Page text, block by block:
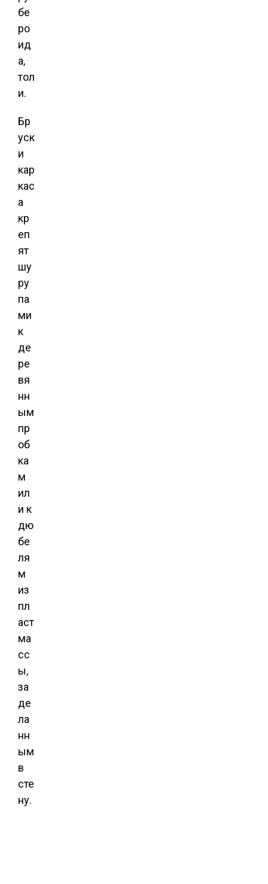
бе
ро
ид
а,
тол
и.
Бр
уск
и
кар
кас
а
кр
еп
ят
шу
ру
па
ми
к
де
ре
вя
нн
ым
пр
об
ка
м
ил
и к
дю
бе
ля
м
из
пл
аст
ма
сс
ы,
за
де
ла
нн
ым
в
сте
ну.